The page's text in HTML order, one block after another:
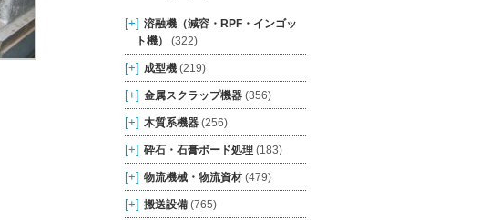
[+] 溶融機（減容・RPF・インゴッ
ト機）
(322)
[+] 成型機(219)
[+] 金属スクラップ機器(356)
[+] 木質系機器(256)
[+] 砕石・石膏ボード処理(183)
[+] 物流機械・物流資材(479)
[+] 搬送設備(765)